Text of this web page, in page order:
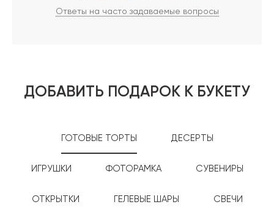
Ответы на часто задаваемые вопросы
ДОБАВИТЬ ПОДАРОК К БУКЕТУ
ГОТОВЫЕ ТОРТЫ ДЕСЕРТЫ
ИГРУШКИ ФОТОРАМКА СУВЕНИРЫ
ОТКРЫТКИ ГЕЛЕВЫЕ ШАРЫ СВЕЧИ